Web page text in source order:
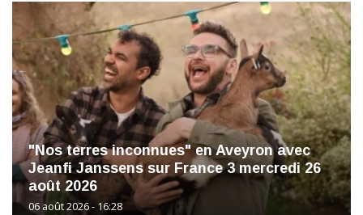
"Nos terres inconnues" en Aveyron avec
Jeanfi Janssens sur France 3 mercredi 26
août 2026
06 août 2026 - 16:28